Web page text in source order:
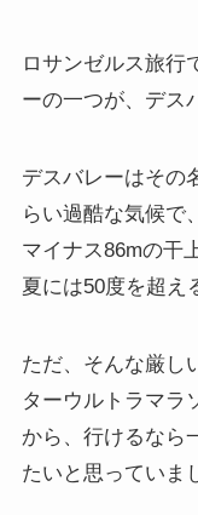
ロサンゼルス旅行
ーの一つが、デス
デスバレーはその
らい過酷な気候で
マイナス86mの干
夏には50度を超え
ただ、そんな厳し
ターウルトラマラ
から、行けるなら
たいと思っていま